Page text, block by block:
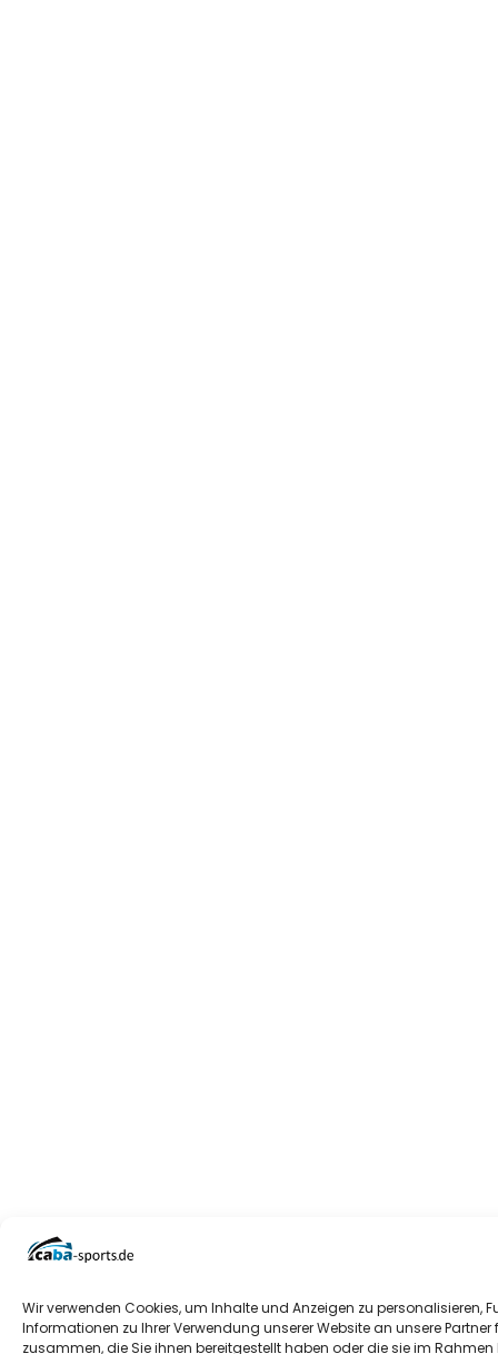
Wir verwenden Cookies, um Inhalte und Anzeigen zu
Informationen zu Ihrer Verwendung unserer Website an unsere
zusammen, die Sie ihnen bereitgestellt haben oder die sie im